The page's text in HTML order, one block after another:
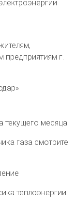
предприятиям г.
текущего месяца
газа смотрите
теплоэнергии